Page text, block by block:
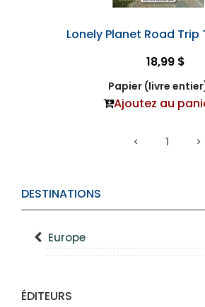
DESTINATIONS
Europe
ÉDITEURS
Lonely Planet Road Trip
18,99 $
Papier (livre
Ajoutez au
1